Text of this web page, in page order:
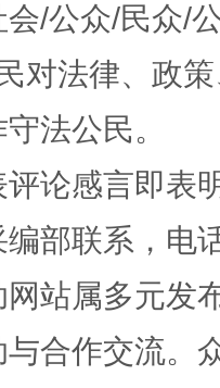
藏房 除
/公众/民众/
对法律、政
法公民。
论感言即表
部联系，电
站属多元发
合作交流。